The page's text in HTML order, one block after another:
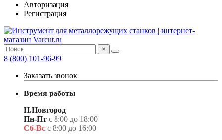
Авторизация
Регистрация
×
8 (800) 101-96-99
Заказать звонок
Время работы
Н.Новгород
Пн-Пт с 8:00 до 18:00
Сб-Вс с 8:00 до 16:00